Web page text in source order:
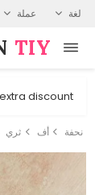
لغة عملة
TIY
discount
نحفة أف ثري